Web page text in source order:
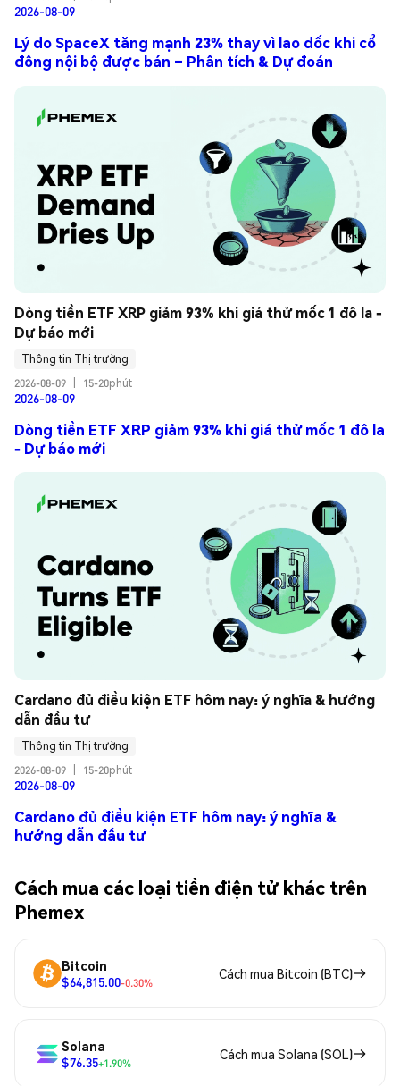
2026-08-09
Lý do SpaceX tăng mạnh 23% thay vì lao dốc khi cổ
đông nội bộ được bán – Phân tích & Dự đoán
Dòng tiền ETF XRP giảm 93% khi giá thử mốc 1 đô la -
Dự báo mới
Thông tin Thị trường
2026-08-09
15-20phút
2026-08-09
Dòng tiền ETF XRP giảm 93% khi giá thử mốc 1 đô la
- Dự báo mới
Cardano đủ điều kiện ETF hôm nay: ý nghĩa & hướng
dẫn đầu tư
Thông tin Thị trường
2026-08-09
15-20phút
2026-08-09
Cardano đủ điều kiện ETF hôm nay: ý nghĩa &
hướng dẫn đầu tư
Cách mua các loại tiền điện tử khác trên
Phemex
Bitcoin
$64,815.00-0.30%
Cách mua Bitcoin (BTC)
Solana
$76.35+1.90%
Cách mua Solana (SOL)